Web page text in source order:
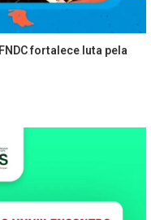
fortalece luta pela